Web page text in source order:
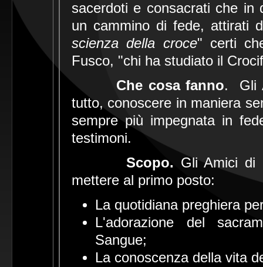
sacerdoti e consacrati che in
un cammino di fede, attirati
scienza della croce" certi
Fusco, "chi ha studiato il
Che cosa fanno. Gli
tutto, conoscere in maniera
sempre più impegnata in
testimoni.
Scopo. Gli Amici di
mettere al primo posto:
La quotidiana preghiera
L'adorazione del
Sangue;
La conoscenza della vita